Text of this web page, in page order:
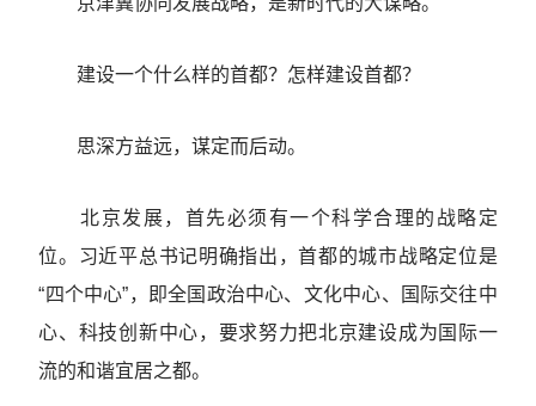
建设一个什么样的首都？怎样建设首都？
思深方益远，谋定而后动。
北京发展，首先必须有一个科学合理的战略定
位。习近平总书记明确指出，首都的城市战略定位是
“四个中心”，即全国政治中心、文化中心、国际交往中
心、科技创新中心，要求努力把北京建设成为国际一
流的和谐宜居之都。